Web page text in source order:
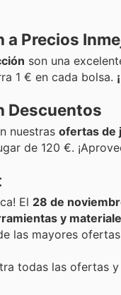
Precios
son una
1 € en cada bolsa.
Descuentos
nuestras ofertas de
de 120 €.
El 28 de
y
las mayores
todas las ofertas